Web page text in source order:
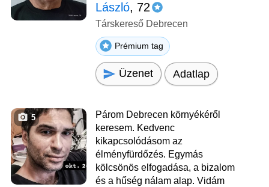
László, 72
Társkereső Debrecen
Prémium tag
Üzenet Adatlap
5
Párom Debrecen környékéről
keresem. Kedvenc
kikapcsolódásom az
élményfürdőzés. Egymás
kölcsönös elfogadása, a bizalom
és a hűség nálam alap. Vidám